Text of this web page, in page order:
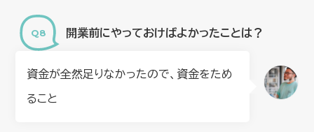
開業前にやっておけばよかったことは？
資金が全然足りなかったので、資金をため
ること